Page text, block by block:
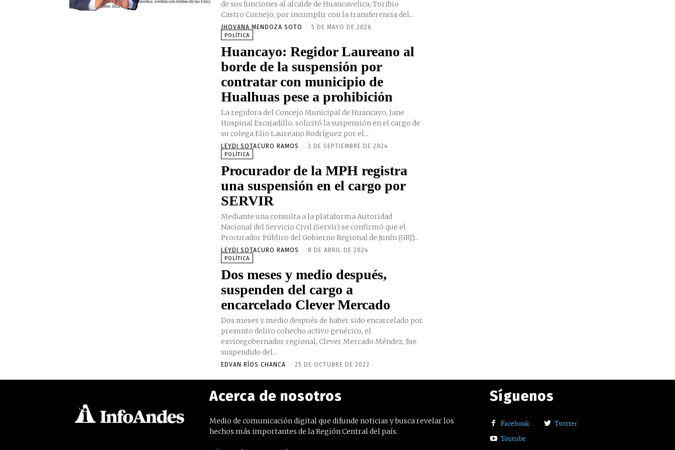
de sus funciones al alcalde de Huancavelica, Toribio
Castro Cornejo, por incumplir con la transferencia del...
JHOVANA MENDOZA SOTO - 5 DE MAYO DE 2026
POLÍTICA
Huancayo: Regidor Laureano al
borde de la suspensión por
contratar con municipio de
Hualhuas pese a prohibición
La regidora del Concejo Municipal de Huancayo, Jane
Hospinal Escajadillo, solicitó la suspensión en el cargo de
su colega Elio Laureano Rodríguez por el...
LEYDI SOTACURO RAMOS - 3 DE SEPTIEMBRE DE 2024
POLÍTICA
Procurador de la MPH registra
una suspensión en el cargo por
SERVIR
Mediante una consulta a la plataforma Autoridad
Nacional del Servicio Civil (Servir) se confirmó que el
Procurador Público del Gobierno Regional de Junín (GRJ)...
LEYDI SOTACURO RAMOS - 8 DE ABRIL DE 2024
POLÍTICA
Dos meses y medio después,
suspenden del cargo a
encarcelado Clever Mercado
Dos meses y medio después de haber sido encarcelado por
presunto delito cohecho activo genérico, el
exvicegobernador regional, Clever Mercado Méndez, fue
suspendido del...
EDVAN RÍOS CHANCA - 25 DE OCTUBRE DE 2022
Acerca de nosotros
Medio de comunicación digital que difunde noticias y busca revelar los
hechos más importantes de la Región Central del país.
Síguenos
Facebook
Twitter
Youtube